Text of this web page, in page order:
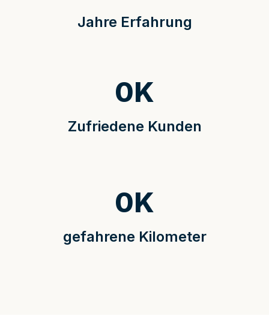
Jahre Erfahrung
Zufriedene Kunden
0K
gefahrene Kilometer
0K